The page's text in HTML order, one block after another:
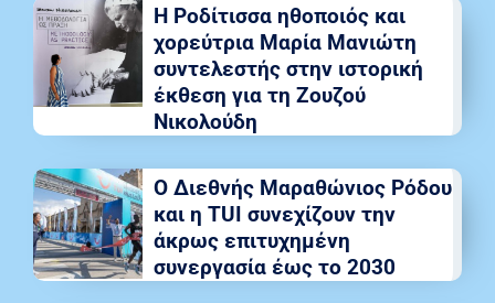
Η Ροδίτισσα ηθοποιός και
χορεύτρια Μαρία Μανιώτη
συντελεστής στην ιστορική
έκθεση για τη Ζουζού
Νικολούδη
Ο Διεθνής Μαραθώνιος Ρόδου
και η TUI συνεχίζουν την
άκρως επιτυχημένη
συνεργασία έως το 2030